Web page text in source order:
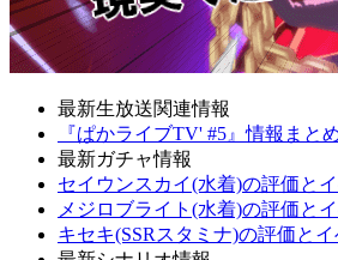
最新生放送関連情報
『ぱかライブTV' #5』情報まと
最新ガチャ情報
セイウンスカイ(水着)の評価と
メジロブライト(水着)の評価と
キセキ(SSRスタミナ)の評価とイ